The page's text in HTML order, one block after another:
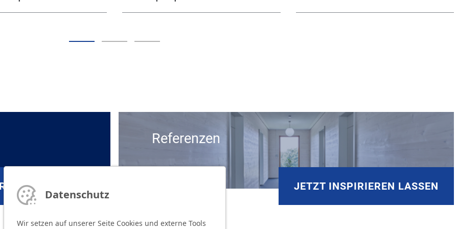
ENTDECKEN
Referenzen
JETZT INSPIRIEREN LASSEN
Datenschutz
Wir setzen auf unserer Seite Cookies und externe Tools